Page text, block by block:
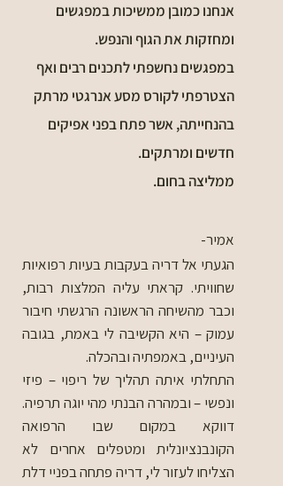
אנחנו כמובן ממשיכות במפגשים
ומחזקות את הגוף והנפש.
במפגשים נחשפתי לתכנים רבים ואף
הצטרפתי לקורס מסע אנרגטי מרתק
בהנחייתה, אשר פתח בפני אפיקים
חדשים ומרתקים.
ממליצה בחום.
אמיר-
הגעתי אל דריה בעקבות בעיות רפואיות
שחוויתי. קראתי עליה המלצות רבות,
וכבר מהשיחה הראשונה הרגשתי חיבור
עמוק – היא הקשיבה לי באמת, בגובה
העיניים, באמפתיה ובהכלה.
התחלתי איתה תהליך של ריפוי – פיזי
ונפשי – ובמהרה הבנתי מהי יוגה תרפיה.
דווקא במקום שבו הרפואה
הקונבנציונלית ומטפלים אחרים לא
הצליחו לעזור לי, דריה פתחה בפניי דלת